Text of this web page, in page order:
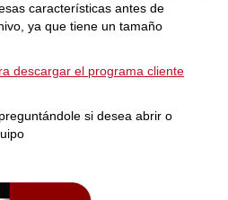
características antes de
ya que tiene un tamaño
descargar el programa cliente
si desea abrir o